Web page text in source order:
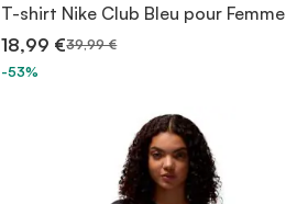
T-shirt Nike Club Bleu pour Femme
18,99 €39,99 €
-53%